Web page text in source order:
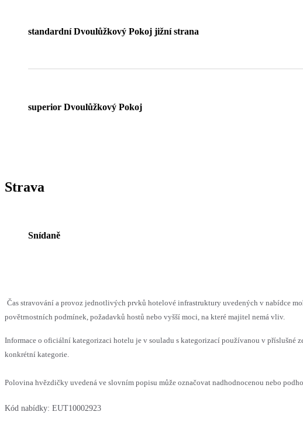
standardní Dvoulůžkový Pokoj jižní strana
superior Dvoulůžkový Pokoj
Strava
Snídaně
Čas stravování a provoz jednotlivých prvků hotelové infrastruktury uvedených v nabídce
povětrnostních podmínek, požadavků hostů nebo vyšší moci, na které majitel nemá vliv.
Informace o oficiální kategorizaci hotelu je v souladu s kategorizací používanou v příslušné
konkrétní kategorie.
Polovina hvězdičky uvedená ve slovním popisu může označovat nadhodnocenou nebo
Kód nabídky: EUT10002923